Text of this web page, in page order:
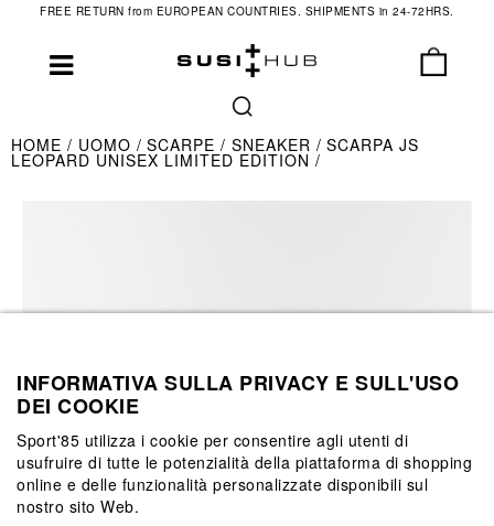
FREE RETURN from EUROPEAN COUNTRIES. SHIPMENTS in 24-72HRS.
HOME UOMO SCARPE SNEAKER SCARPA JS
LEOPARD UNISEX LIMITED EDITION
INFORMATIVA SULLA PRIVACY E SULL'USO
DEI COOKIE
Sport'85 utilizza i cookie per consentire agli utenti di
usufruire di tutte le potenzialità della piattaforma di shopping
online e delle funzionalità personalizzate disponibili sul
nostro sito Web.